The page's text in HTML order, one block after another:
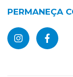
PERMANEÇA